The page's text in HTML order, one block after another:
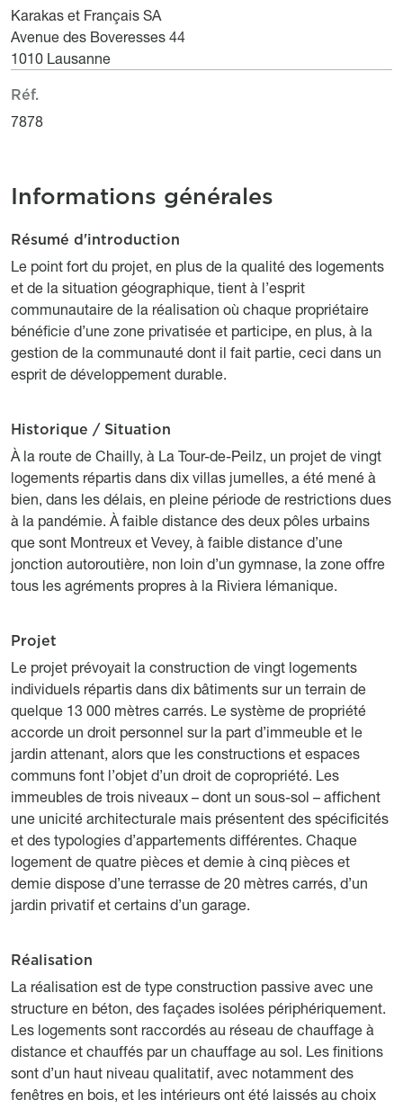
Description
Karakas et Français SA
Avenue des Boveresses 44
1010 Lausanne
Titre
Réf.
Description
7878
Informations générales
Description
Titre
Résumé d'introduction
Description
Le point fort du projet, en plus de la qualité des logements
et de la situation géographique, tient à l’esprit
communautaire de la réalisation où chaque propriétaire
bénéficie d’une zone privatisée et participe, en plus, à la
gestion de la communauté dont il fait partie, ceci dans un
esprit de développement durable.
Titre
Historique / Situation
Description
À la route de Chailly, à La Tour-de-Peilz, un projet de vingt
logements répartis dans dix villas jumelles, a été mené à
bien, dans les délais, en pleine période de restrictions dues
à la pandémie. À faible distance des deux pôles urbains
que sont Montreux et Vevey, à faible distance d’une
jonction autoroutière, non loin d’un gymnase, la zone offre
tous les agréments propres à la Riviera lémanique.
Titre
Projet
Description
Le projet prévoyait la construction de vingt logements
individuels répartis dans dix bâtiments sur un terrain de
quelque 13 000 mètres carrés. Le système de propriété
accorde un droit personnel sur la part d’immeuble et le
jardin attenant, alors que les constructions et espaces
communs font l’objet d’un droit de copropriété. Les
immeubles de trois niveaux – dont un sous-sol – affichent
une unicité architecturale mais présentent des spécificités
et des typologies d’appartements différentes. Chaque
logement de quatre pièces et demie à cinq pièces et
demie dispose d’une terrasse de 20 mètres carrés, d’un
jardin privatif et certains d’un garage.
Titre
Réalisation
Description
La réalisation est de type construction passive avec une
structure en béton, des façades isolées périphériquement.
Les logements sont raccordés au réseau de chauffage à
distance et chauffés par un chauffage au sol. Les finitions
sont d’un haut niveau qualitatif, avec notamment des
fenêtres en bois, et les intérieurs ont été laissés au choix